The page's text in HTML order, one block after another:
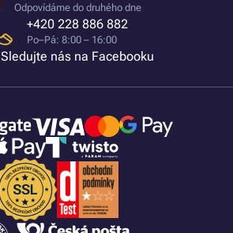
Odpovídáme do druhého dne
+420 228 886 882
Po–Pá: 8:00 – 16:00
Sledujte nás na Facebooku